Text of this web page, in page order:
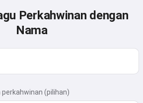
Perkahwinan dengan
Nama
(pilihan)